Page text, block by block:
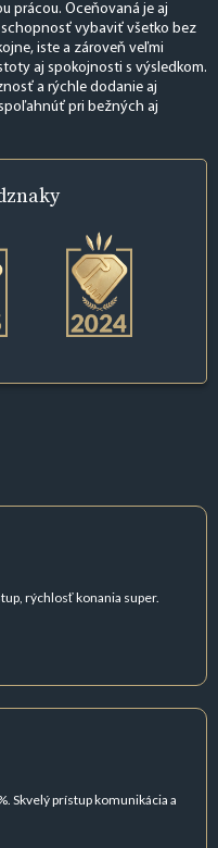
prácou. Oceňovaná je aj
vybaviť všetko bez
iste a zároveň veľmi
aj spokojnosti s výsledkom.
a rýchle dodanie aj
pri bežných aj
rýchlosť konania super.
Skvelý prístup komunikácia a